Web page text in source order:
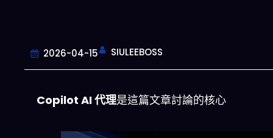
2026-04-15 SIULEEBOSS
Copilot AI 代理是這篇文章討論的核心